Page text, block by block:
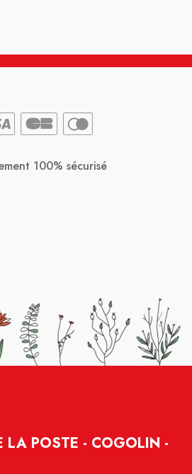
100% sécurisé
LA POSTE - COGOLIN -